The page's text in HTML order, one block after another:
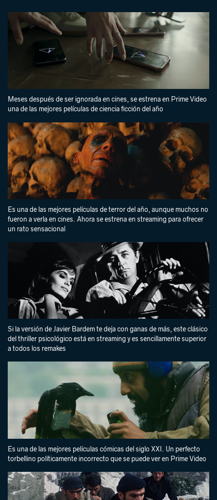
Meses después de ser ignorada en cines, se estrena en Prime Video
una de las mejores películas de ciencia ficción del año
Es una de las mejores películas de terror del año, aunque muchos no
fueron a verla en cines. Ahora se estrena en streaming para ofrecer
un rato sensacional
Si la versión de Javier Bardem te deja con ganas de más, este clásico
del thriller psicológico está en streaming y es sencillamente superior
a todos los remakes
Es una de las mejores películas cómicas del siglo XXI. Un perfecto
torbellino políticamente incorrecto que se puede ver en Prime Video